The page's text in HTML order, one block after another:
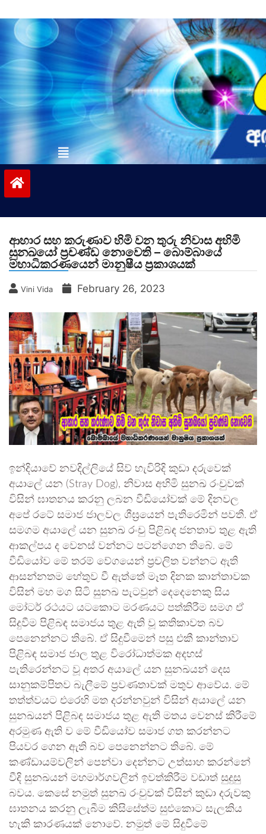
to
contentvinivida.lk
ආහාර සහ කරුණාව හිමි වන තුරු නිවාස අහිමි
සුනඛයෝ ප්‍රචණ්ඩ නොවෙති – බොම්බායේ
මහාධිකරණයෙන් මානුෂීය ප්‍රකාශයක්
Vini Vida February 26, 2023
ඉන්දියාවේ නවදිල්ලියේ සිව් හැවිරිදි කුඩා දරුවෙක්
අයාලේ යන (Stray Dog), නිවාස අහිමි සුනඛ රංචුවක්
විසින් ඝාතනය කරනු ලබන වීඩියෝවක් මේ දිනවල
අපේ රටේ සමාජ ජාලවල ශීඝ්‍රයෙන් පැතිරෙමින් පවතී. ඒ
සමගම අයාලේ යන සුනඛ රංචු පිළිබඳ ජනතාව තුළ ඇති
ආකල්පය ද වෙනස් වන්නට පටන්ගෙන තිබේ. මේ
වීඩියෝව මේ තරම් වේගයෙන් ප්‍රචලිත වන්නට ඇති
ආසන්නතම හේතුව වී ඇත්තේ මෑත දිනක කාන්තාවක
විසින් මහ මග සිටි සුනඛ පැටවුන් දෙදෙනෙකු සිය
මෝටර් රථයට යටකොට මරණයට පත්කිරීම සමග ඒ
සිදුවීම පිළිබඳ සමාජය තුළ ඇති වූ කතිකාවත බව
පෙනෙන්නට තිබේ. ඒ සිදුවීමෙන් පසු එකී කාන්තාව
පිළිබඳ සමාජ ජාල තුළ විරෝධාත්මක අදහස්
පැතිරෙන්නට වූ අතර අයාලේ යන සුනඛයන් දෙස
සානුකම්පිතව බැලීමේ ප්‍රවණතාවක් මතුව ආවේය. මේ
තත්ත්වයට එරෙහි මත දරන්නවුන් විසින් අයාලේ යන
සුනඛයන් පිළිබඳ සමාජය තුළ ඇති මතය වෙනස් කිරීමේ
අරමුණ ඇති ව මේ වීඩියෝව සමාජ ගත කරන්නට
පියවර ගෙන ඇති බව පෙනෙන්නට තිබේ. මේ
කණ්ඩායම්වලින් පෙන්වා දෙන්නට උත්සාහ කරන්නේ
වීදි සුනඛයන් මහමාර්ගවලින් ඉවත්කිරීම වඩාත් සුදුසු
බවය. කෙසේ නමුත් සුනඛ රංචුවක් විසින් කුඩා දරුවකු
ඝාතනය කරනු ලැබීම කිසිසේත්ම සුළුකොට සැලකිය
හැකි කාරණයක් නොවේ. නමුත් මේ සිදුවීමේ